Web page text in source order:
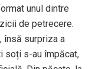
unul dintre
de petrecere.
însă surpriza a
soți s-au împăcat,